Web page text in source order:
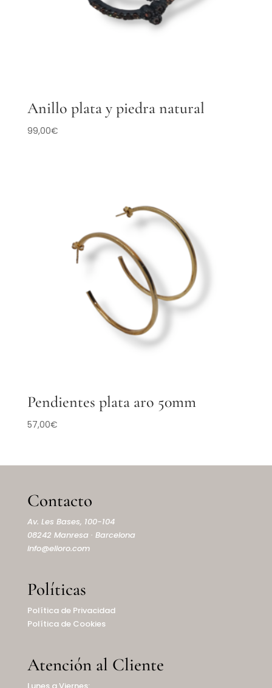
Anillo plata y piedra natural
99,00€
Pendientes plata aro 50mm
57,00€
Contacto
Av. Les Bases, 100-104
08242 Manresa · Barcelona
info@elioro.com
Políticas
Política de Privacidad
Política de Cookies
Atención al Cliente